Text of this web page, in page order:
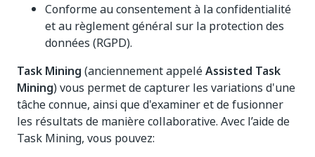
Conforme au consentement à la confidentialité
et au règlement général sur la protection des
données (RGPD).
Task Mining (anciennement appeléAssisted Task
Mining) vous permet de capturer les variations d'une
tâche connue, ainsi que d'examiner et de fusionner
les résultats de manière collaborative. Avec l’aide de
Task Mining, vous pouvez: